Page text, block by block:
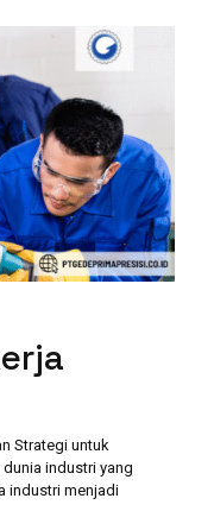
Strategi untuk
dunia industri yang
industri menjadi